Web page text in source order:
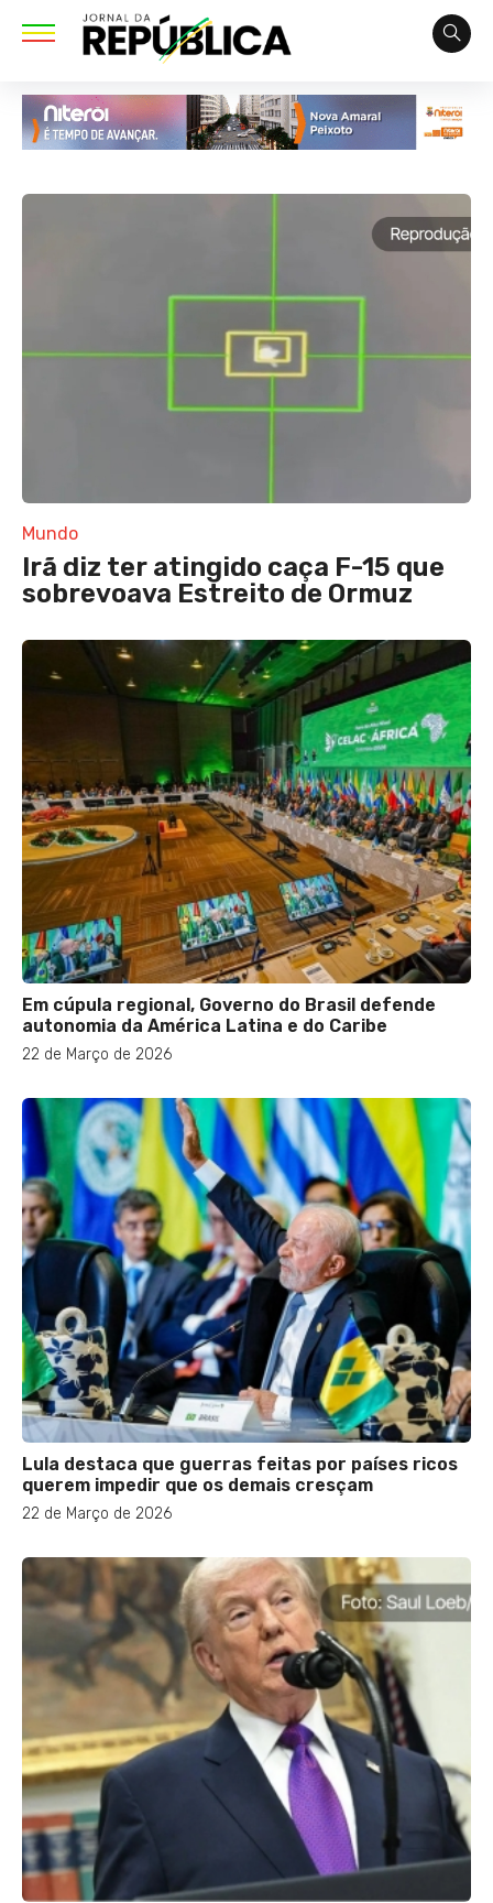
Mundo
Irã diz ter atingido caça F-15 que
sobrevoava Estreito de Ormuz
Em cúpula regional, Governo do Brasil defende
autonomia da América Latina e do Caribe
22 de Março de 2026
Lula destaca que guerras feitas por países ricos
querem impedir que os demais cresçam
22 de Março de 2026